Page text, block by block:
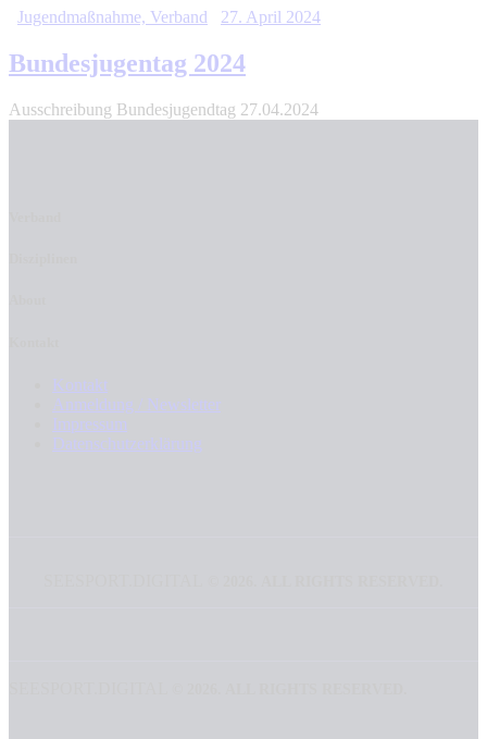
Jugendmaßnahme, Verband 27. April 2024
Bundesjugentag 2024
Ausschreibung Bundesjugendtag 27.04.2024
Kontakt
Anmeldung / Newsletter
Impressum
Datenschutzerklärung